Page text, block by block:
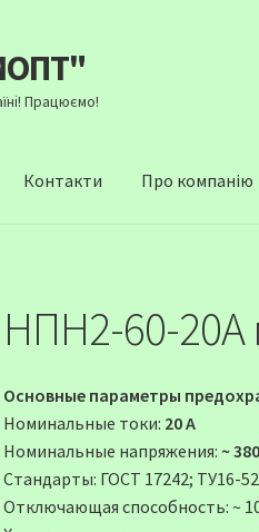
Працюємо!
Контакти Про компанію
НПН2-60-20А
Основные параметры
Номинальные токи: 20 А
Номинальные напряжения: ~
Стандарты: ГОСТ 17242; ТУ16-
Отключающая способность: ~